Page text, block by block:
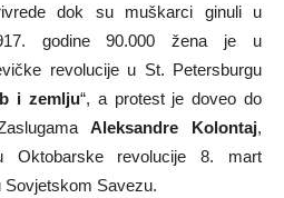
dok su muškarci ginuli u
godine 90.000 žena je u
revolucije u St. Petersburgu
i zemlju“, a protest je doveo do
Aleksandre Kolontaj,
Oktobarske revolucije 8. mart
Savezu.